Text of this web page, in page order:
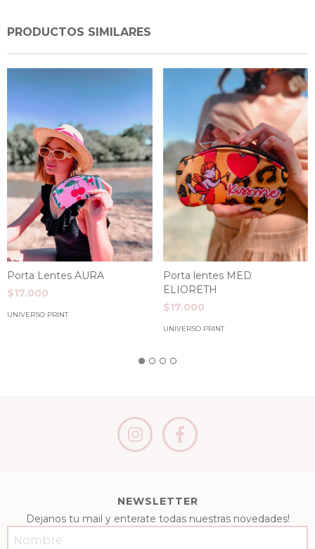
PRODUCTOS SIMILARES
Porta Lentes AURA
$17.000
UNIVERSO PRINT
Porta lentes MED
ELIORETH
$17.000
UNIVERSO PRINT
NEWSLETTER
Dejanos tu mail y enterate todas nuestras novedades!